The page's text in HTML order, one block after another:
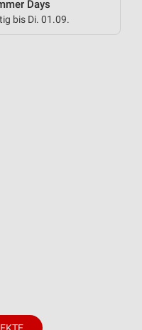
Days
bis Di. 01.09.